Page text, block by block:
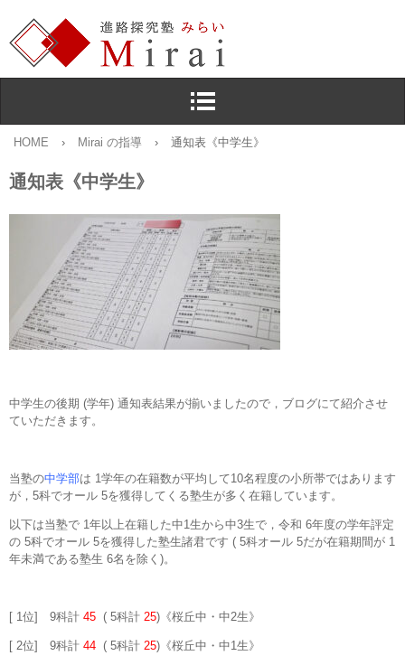
HOME › Mirai の指導 › 通知表《中学生》
通知表《中学生》
中学生の後期 (学年) 通知表結果が揃いましたので，ブログにて紹介させ
ていただきます。
当塾の中学部は 1学年の在籍数が平均して10名程度の小所帯ではあります
が，5科でオール 5を獲得してくる塾生が多く在籍しています。
以下は当塾で 1年以上在籍した中1生から中3生で，令和 6年度の学年評定
の 5科でオール 5を獲得した塾生諸君です ( 5科オール 5だが在籍期間が 1
年未満である塾生 6名を除く)。
[ 1位] 9科計 45 ( 5科計 25)《桜丘中・中2生》
[ 2位] 9科計 44 ( 5科計 25)《桜丘中・中1生》